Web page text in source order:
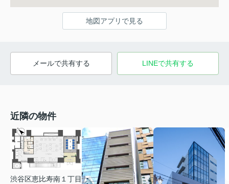
地図アプリで見る
メールで共有する LINEで共有する
近隣の物件
渋谷区恵比寿南１丁目